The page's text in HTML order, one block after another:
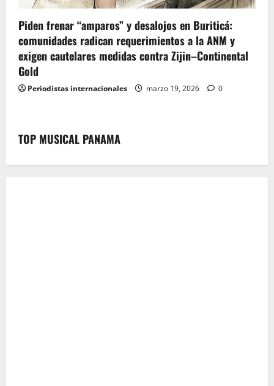
Piden frenar “amparos” y desalojos en Buriticá:
comunidades radican requerimientos a la ANM y
exigen cautelares medidas contra Zijin–Continental
Gold
Periodistas internacionales marzo 19, 2026 0
TOP MUSICAL PANAMA